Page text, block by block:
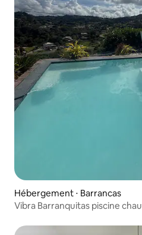
Hébergement ⋅ Barrancas
Vibra Barranquitas piscine